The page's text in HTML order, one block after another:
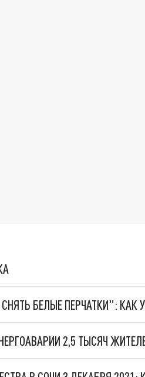
БЕЛЫЕ ПЕРЧАТКИ": КАК
2,5 ТЫСЯЧ